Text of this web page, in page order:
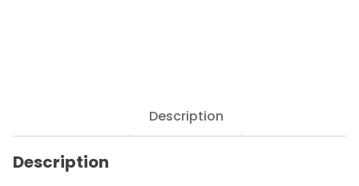
Description
Description